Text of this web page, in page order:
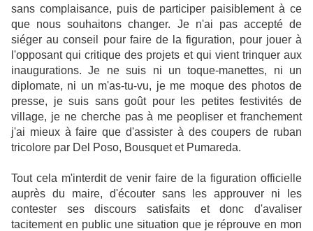
sans complaisance, puis de participer paisiblement à ce
que nous souhaitons changer. Je n'ai pas accepté de
siéger au conseil pour faire de la figuration, pour jouer à
l'opposant qui critique des projets et qui vient trinquer aux
inaugurations. Je ne suis ni un toque-manettes, ni un
diplomate, ni un m'as-tu-vu, je me moque des photos de
presse, je suis sans goût pour les petites festivités de
village, je ne cherche pas à me peopliser et franchement
j'ai mieux à faire que d'assister à des coupers de ruban
tricolore par Del Poso, Bousquet et Pumareda.
Tout cela m'interdit de venir faire de la figuration officielle
auprès du maire, d'écouter sans les approuver ni les
contester ses discours satisfaits et donc d'avaliser
tacitement en public une situation que je réprouve en mon